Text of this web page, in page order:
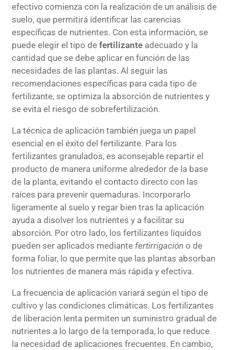
efectivo comienza con la realización de un análisis de
suelo, que permitirá identificar las carencias
específicas de nutrientes. Con esta información, se
puede elegir el tipo de fertilizante adecuado y la
cantidad que se debe aplicar en función de las
necesidades de las plantas. Al seguir las
recomendaciones específicas para cada tipo de
fertilizante, se optimiza la absorción de nutrientes y
se evita el riesgo de sobrefertilización.
La técnica de aplicación también juega un papel
esencial en el éxito del fertilizante. Para los
fertilizantes granulados, es aconsejable repartir el
producto de manera uniforme alrededor de la base
de la planta, evitando el contacto directo con las
raíces para prevenir quemaduras. Incorporarlo
ligeramente al suelo y regar bien tras la aplicación
ayuda a disolver los nutrientes y a facilitar su
absorción. Por otro lado, los fertilizantes líquidos
pueden ser aplicados mediante fertirrigación o de
forma foliar, lo que permite que las plantas absorban
los nutrientes de manera más rápida y efectiva.
La frecuencia de aplicación variará según el tipo de
cultivo y las condiciones climáticas. Los fertilizantes
de liberación lenta permiten un suministro gradual de
nutrientes a lo largo de la temporada, lo que reduce
la necesidad de aplicaciones frecuentes. En cambio,